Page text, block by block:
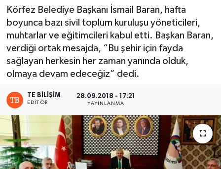
​​​​​​​Körfez Belediye Başkanı İsmail Baran, hafta
boyunca bazı sivil toplum kuruluşu yöneticileri,
muhtarlar ve eğitimcileri kabul etti. Başkan Baran,
verdiği ortak mesajda, “Bu şehir için fayda
sağlayan herkesin her zaman yanında olduk,
olmaya devam edeceğiz” dedi.
TE BILIŞIM
EDITÖR
28.09.2018 - 17:21
YAYINLANMA